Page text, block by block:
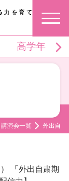
力を育てる。
高学年
講演会一覧 外出自粛
「外出自粛期